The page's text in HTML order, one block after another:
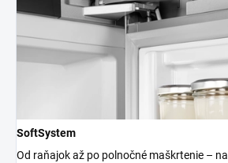
SoftSystem
Od raňajok až po polnočné maškrtenie –